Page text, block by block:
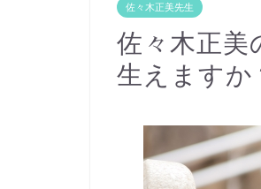
佐々木正美先生
佐々木正美
生えますか